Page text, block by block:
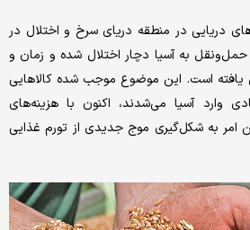
دریایی در منطقه دریای سرخ و اختلال در
به آسیا دچار اختلال شده و زمان و
یافته است. این موضوع موجب شده کالاهایی
وارد آسیا می‌شدند، اکنون با هزینه‌های
امر به شکل‌‌گیری موج جدیدی از تورم غذایی